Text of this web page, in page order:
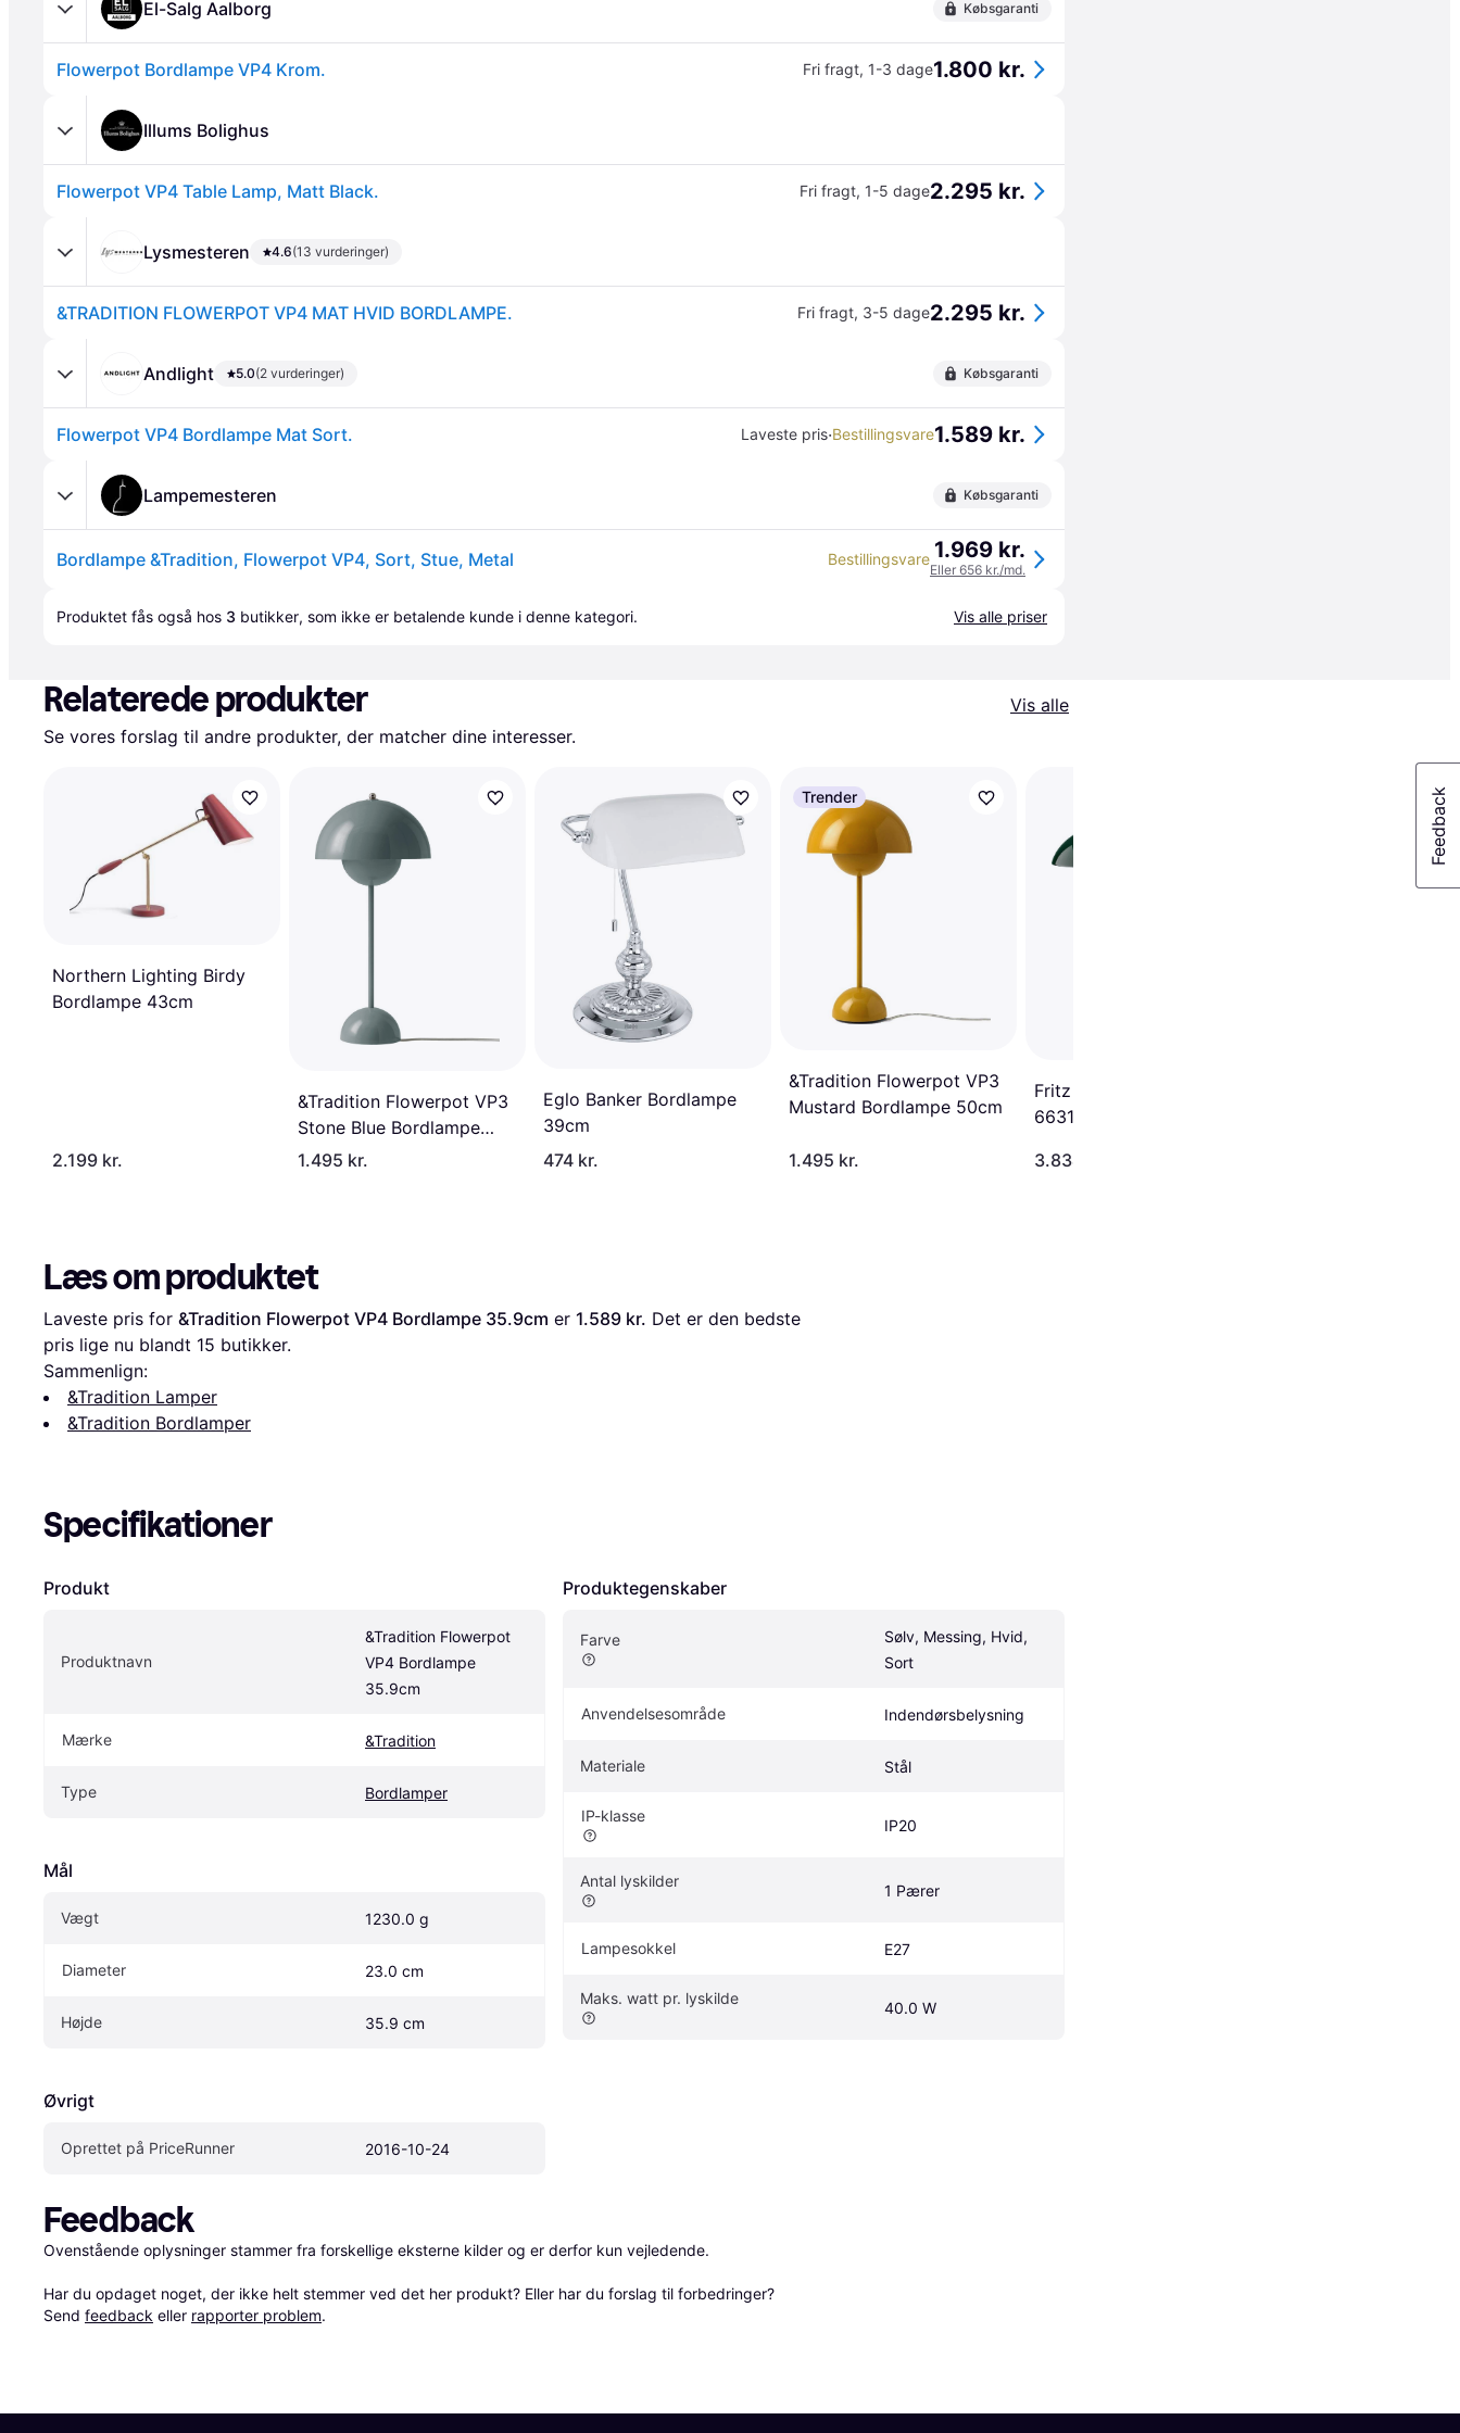
El-Salg Aalborg Købsgaranti
Flowerpot Bordlampe VP4 Krom. Fri fragt, 1-3 dage1.800 kr.
Illums Bolighus
Flowerpot VP4 Table Lamp, Matt Black. Fri fragt, 1-5 dage2.295 kr.
Lysmesteren 4.6(13 vurderinger)
&TRADITION FLOWERPOT VP4 MAT HVID BORDLAMPE. Fri fragt, 3-5 dage2.295 kr.
Andlight 5.0(2 vurderinger) Købsgaranti
Flowerpot VP4 Bordlampe Mat Sort. Laveste pris·Bestillingsvare1.589 kr.
Lampemesteren Købsgaranti
Bordlampe &Tradition, Flowerpot VP4, Sort, Stue, Metal Bestillingsvare 1.969 kr.
Eller 656 kr./md.
Produktet fås også hos 3 butikker, som ikke er betalende kunde i denne kategori. Vis alle priser
Relaterede produkter
Vis alle
Se vores forslag til andre produkter, der matcher dine interesser.
Northern Lighting Birdy
Bordlampe 43cm
2.199 kr.
&Tradition Flowerpot VP3
Stone Blue Bordlampe
50cm
1.495 kr.
Eglo Banker Bordlampe
39cm
474 kr.
Trender
&Tradition Flowerpot VP3
Mustard Bordlampe 50cm
1.495 kr.
Fritz Hansen Kaiser Idell
6631-T Dark Grøn
3.834 kr.
Louis Poulsen AJ Soft
Læs om produktet
Laveste pris for &Tradition Flowerpot VP4 Bordlampe 35.9cm er 1.589 kr. Det er den bedste
pris lige nu blandt 15 butikker.
Sammenlign:
&Tradition Lamper
&Tradition Bordlamper
Specifikationer
Produkt
Produktnavn
&Tradition Flowerpot
VP4 Bordlampe
35.9cm
Mærke &Tradition
Type Bordlamper
Mål
Vægt 1230.0 g
Diameter 23.0 cm
Højde 35.9 cm
Øvrigt
Oprettet på PriceRunner 2016-10-24
Produktegenskaber
Farve
Sølv, Messing, Hvid,
Sort
Anvendelsesområde Indendørsbelysning
Materiale Stål
IP-klasse
IP20
Antal lyskilder
1 Pærer
Lampesokkel E27
Maks. watt pr. lyskilde
40.0 W
Feedback
Ovenstående oplysninger stammer fra forskellige eksterne kilder og er derfor kun vejledende.
Har du opdaget noget, der ikke helt stemmer ved det her produkt? Eller har du forslag til forbedringer?
Send feedback eller rapporter problem.